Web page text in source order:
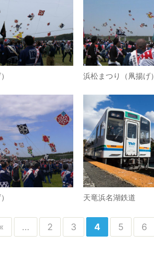
浜松まつり（凧揚げ）
天竜浜名湖鉄道
« ... 2 3 4 5 6